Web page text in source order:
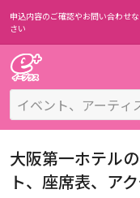
申込内容のご確認やお問い合わせな
さい
大阪第一ホテル
ト、座席表、アク